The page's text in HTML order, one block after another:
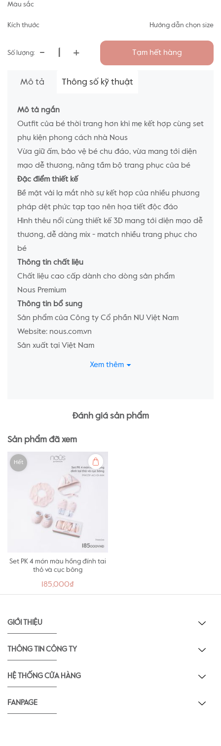
Màu sắc
Kích thước Hướng dẫn chọn size
Số lượng: - + Tạm hết hàng
Mô tả Thông số kỹ thuật
Mô tả ngắn
Outfit của bé thời trang hơn khi mẹ kết hợp cùng set
phụ kiện phong cách nhà Nous
Vừa giữ ấm, bảo vệ bé chu đáo, vừa mang tới diện
mạo dễ thương, nâng tầm bộ trang phục của bé
Đặc điểm thiết kế
Bề mặt vải lạ mắt nhờ sự kết hợp của nhiều phương
pháp dệt phức tạp tạo nên họa tiết độc đáo
Hình thêu nổi cùng thiết kế 3D mang tới diện mạo dễ
thương, dễ dàng mix - match nhiều trang phục cho
bé
Thông tin chất liệu
Chất liệu cao cấp dành cho dòng sản phẩm
Nous Premium
Thông tin bổ sung
Sản phẩm của Công ty Cổ phần NU Việt Nam
Website: nous.com.vn
Sản xuất tại Việt Nam
Xem thêm
Đánh giá sản phẩm
Sản phẩm đã xem
Hết
Set PK 4 món màu hồng đính tai
thỏ và cục bông
185,000₫
GIỚI THIỆU
THÔNG TIN CÔNG TY
HỆ THỐNG CỬA HÀNG
FANPAGE